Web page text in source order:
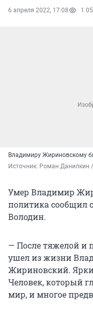
6 апреля 2022, 17:08 1
Владимиру Жириновскому
Источник: Роман Данилкин /
Умер Владимир
политика сообщил
Володин.
— После тяжелой и
ушел из жизни
Жириновский.
Человек, который
мир, и многое